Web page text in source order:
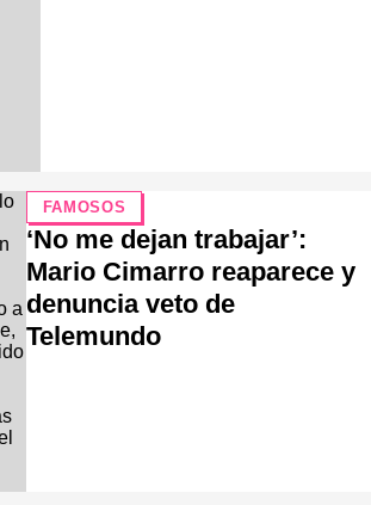
FAMOSOS
‘No me dejan trabajar’:
Mario Cimarro reaparece y
denuncia veto de
Telemundo